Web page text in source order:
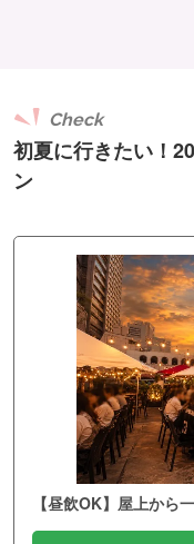
初夏に行きたい！
ン
Check
【昼飲OK】屋上から